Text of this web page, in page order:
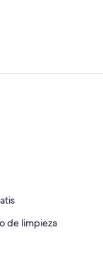
Deluxe | Ropa de
de limpieza